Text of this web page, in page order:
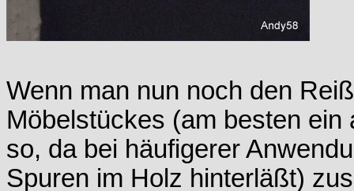
Wenn man nun noch den
Möbelstückes (am besten
so, da bei häufigerer
Spuren im Holz hinterläßt)